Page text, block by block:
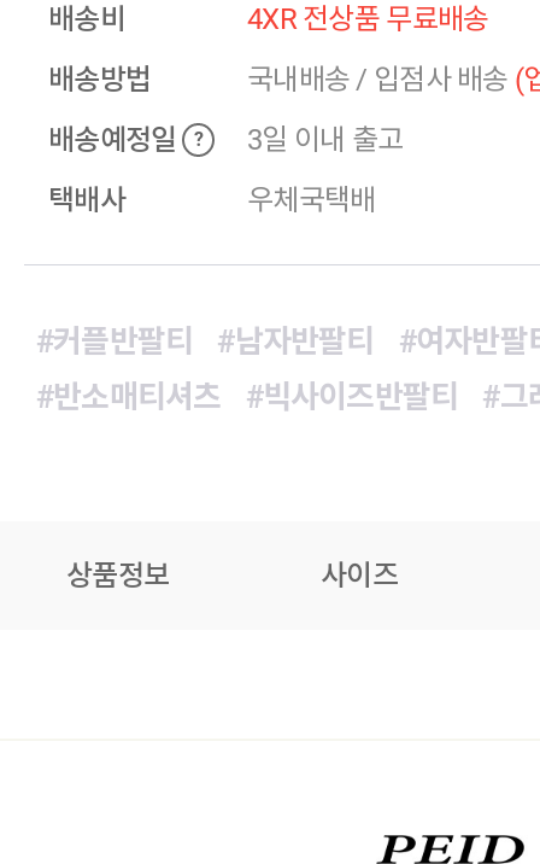
배송비
4XR 전상품 무료배송
배송방법
국내배송 / 입점사 배송 (
배송예정일
?
3일 이내 출고
택배사
우체국택배
#커플반팔티 #남자반팔티
#여자반팔
#반소매티셔츠
#빅사이즈반팔티 #그
상품정보 사이즈